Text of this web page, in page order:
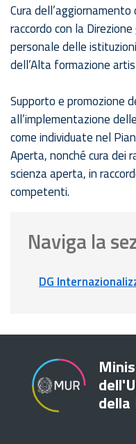
Cura
raccordo con la
personale delle
dell’Alta formazione
Supporto e promozione
all’implementazione
come individuate nel
Aperta, nonché cura dei
scienza aperta, in
competenti.
Naviga la
DG
della